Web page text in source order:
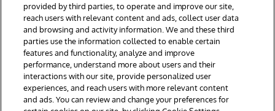
© 1996-2026 InterSystems Corporation, Boston, MA. Všechna práva
vyhrazena.
Oznámení/podmínky a pravidla
provided by third parties, to operate and improve our site,
reach users with relevant content and ads, collect user data
and browsing and activity information. We and these third
parties use the information collected to enable certain
features and functionality, analyze and improve
performance, understand more about users and their
interactions with our site, provide personalized user
experiences, and reach users with more relevant content
and ads. You can review and change your preferences for